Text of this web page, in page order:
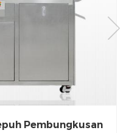
Pembungkusan